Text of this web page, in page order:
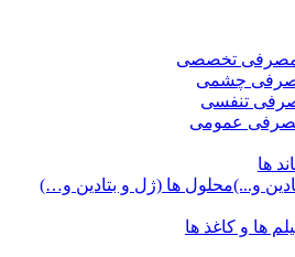
تخصصی
چشمی
تنفسی
عمومی
محلول ها (ژل و بتادین و…)
و کاغذ ها